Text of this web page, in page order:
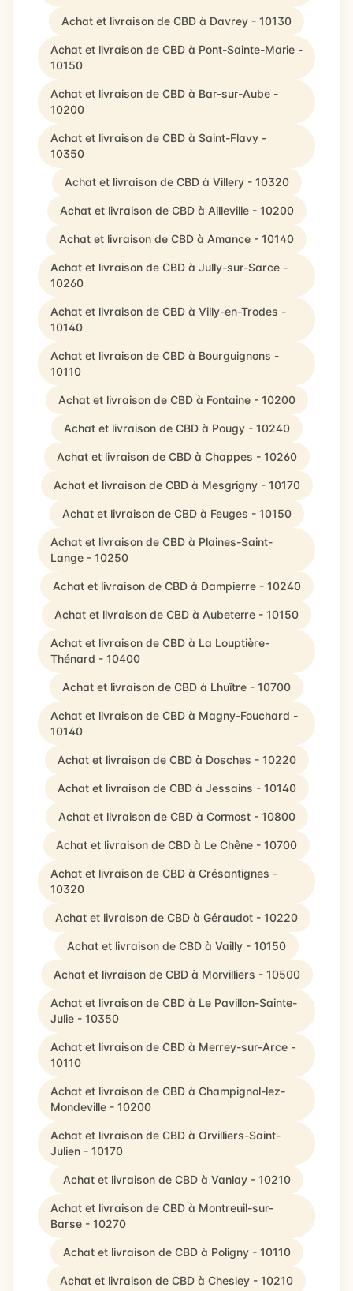
Achat et livraison de CBD à Davrey - 10130
Achat et livraison de CBD à Pont-Sainte-Marie -
10150
Achat et livraison de CBD à Bar-sur-Aube -
10200
Achat et livraison de CBD à Saint-Flavy -
10350
Achat et livraison de CBD à Villery - 10320
Achat et livraison de CBD à Ailleville - 10200
Achat et livraison de CBD à Amance - 10140
Achat et livraison de CBD à Jully-sur-Sarce -
10260
Achat et livraison de CBD à Villy-en-Trodes -
10140
Achat et livraison de CBD à Bourguignons -
10110
Achat et livraison de CBD à Fontaine - 10200
Achat et livraison de CBD à Pougy - 10240
Achat et livraison de CBD à Chappes - 10260
Achat et livraison de CBD à Mesgrigny - 10170
Achat et livraison de CBD à Feuges - 10150
Achat et livraison de CBD à Plaines-Saint-
Lange - 10250
Achat et livraison de CBD à Dampierre - 10240
Achat et livraison de CBD à Aubeterre - 10150
Achat et livraison de CBD à La Louptière-
Thénard - 10400
Achat et livraison de CBD à Lhuître - 10700
Achat et livraison de CBD à Magny-Fouchard -
10140
Achat et livraison de CBD à Dosches - 10220
Achat et livraison de CBD à Jessains - 10140
Achat et livraison de CBD à Cormost - 10800
Achat et livraison de CBD à Le Chêne - 10700
Achat et livraison de CBD à Crésantignes -
10320
Achat et livraison de CBD à Géraudot - 10220
Achat et livraison de CBD à Vailly - 10150
Achat et livraison de CBD à Morvilliers - 10500
Achat et livraison de CBD à Le Pavillon-Sainte-
Julie - 10350
Achat et livraison de CBD à Merrey-sur-Arce -
10110
Achat et livraison de CBD à Champignol-lez-
Mondeville - 10200
Achat et livraison de CBD à Orvilliers-Saint-
Julien - 10170
Achat et livraison de CBD à Vanlay - 10210
Achat et livraison de CBD à Montreuil-sur-
Barse - 10270
Achat et livraison de CBD à Poligny - 10110
Achat et livraison de CBD à Chesley - 10210